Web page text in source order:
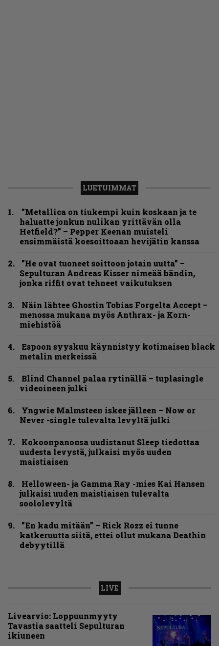
LUETUIMMAT
”Metallica on tiukempi kuin koskaan ja te
haluatte jonkun nulikan yrittävän olla
Hetfield?” – Pepper Keenan muisteli
ensimmäistä koesoittoaan hevijätin kanssa
”He ovat tuoneet soittoon jotain uutta” –
Sepulturan Andreas Kisser nimeää bändin,
jonka riffit ovat tehneet vaikutuksen
Näin lähtee Ghostin Tobias Forgelta Accept –
menossa mukana myös Anthrax- ja Korn-
miehistöä
Espoon syyskuu käynnistyy kotimaisen black
metalin merkeissä
Blind Channel palaa rytinällä – tuplasingle
videoineen julki
Yngwie Malmsteen iskee jälleen – Now or
Never -single tulevalta levyltä julki
Kokoonpanonsa uudistanut Sleep tiedottaa
uudesta levystä, julkaisi myös uuden
maistiaisen
Helloween- ja Gamma Ray -mies Kai Hansen
julkaisi uuden maistiaisen tulevalta
soololevyltä
”En kadu mitään” – Rick Rozz ei tunne
katkeruutta siitä, ettei ollut mukana Deathin
debyytillä
LIVE
Livearvio: Loppuunmyyty
Tavastia saatteli Sepulturan
ikiuneen